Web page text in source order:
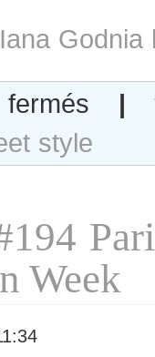
Iana Godnia
Godnia
after
|
style
Week